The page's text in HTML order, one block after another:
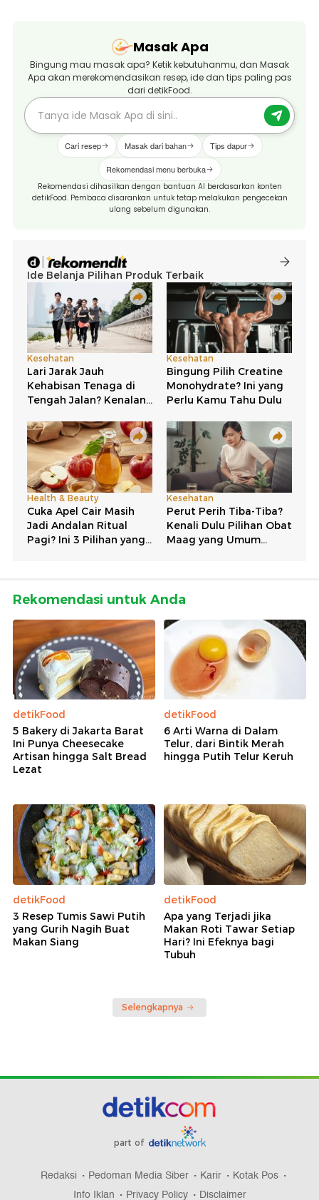
Masak Apa
Bingung mau masak apa? Ketik kebutuhanmu, dan Masak
Apa akan merekomendasikan resep, ide dan tips paling pas
dari detikFood.
Cari resep Masak dari bahan Tips dapur
Rekomendasi menu berbuka
Rekomendasi dihasilkan dengan bantuan AI berdasarkan konten
detikFood. Pembaca disarankan untuk tetap melakukan pengecekan
ulang sebelum digunakan.
Rekomendasi untuk Anda
detikFood
5 Bakery di Jakarta Barat
Ini Punya Cheesecake
Artisan hingga Salt Bread
Lezat
detikFood
6 Arti Warna di Dalam
Telur, dari Bintik Merah
hingga Putih Telur Keruh
detikFood
3 Resep Tumis Sawi Putih
yang Gurih Nagih Buat
Makan Siang
detikFood
Apa yang Terjadi jika
Makan Roti Tawar Setiap
Hari? Ini Efeknya bagi
Tubuh
Selengkapnya
part of
Redaksi Pedoman Media Siber Karir
Kotak Pos
Info Iklan
Privacy Policy Disclaimer